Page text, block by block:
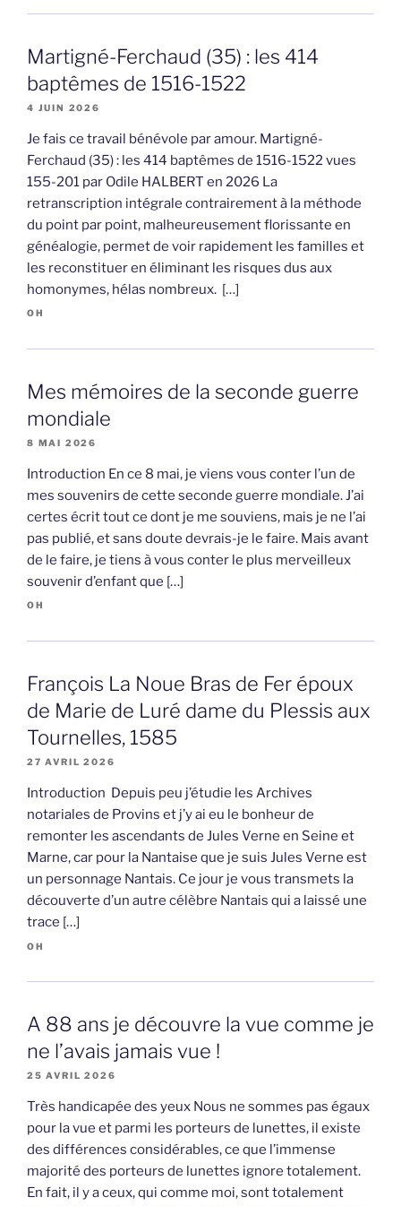
Martigné-Ferchaud (35) : les 414
baptêmes de 1516-1522
4 JUIN 2026
Je fais ce travail bénévole par amour. Martigné-
Ferchaud (35) : les 414 baptêmes de 1516-1522 vues
155-201 par Odile HALBERT en 2026 La
retranscription intégrale contrairement à la méthode
du point par point, malheureusement florissante en
généalogie, permet de voir rapidement les familles et
les reconstituer en éliminant les risques dus aux
homonymes, hélas nombreux. […]
OH
Mes mémoires de la seconde guerre
mondiale
8 MAI 2026
Introduction En ce 8 mai, je viens vous conter l’un de
mes souvenirs de cette seconde guerre mondiale. J’ai
certes écrit tout ce dont je me souviens, mais je ne l’ai
pas publié, et sans doute devrais-je le faire. Mais avant
de le faire, je tiens à vous conter le plus merveilleux
souvenir d’enfant que […]
OH
François La Noue Bras de Fer époux
de Marie de Luré dame du Plessis aux
Tournelles, 1585
27 AVRIL 2026
Introduction Depuis peu j’étudie les Archives
notariales de Provins et j’y ai eu le bonheur de
remonter les ascendants de Jules Verne en Seine et
Marne, car pour la Nantaise que je suis Jules Verne est
un personnage Nantais. Ce jour je vous transmets la
découverte d’un autre célèbre Nantais qui a laissé une
trace […]
OH
A 88 ans je découvre la vue comme je
ne l’avais jamais vue !
25 AVRIL 2026
Très handicapée des yeux Nous ne sommes pas égaux
pour la vue et parmi les porteurs de lunettes, il existe
des différences considérables, ce que l’immense
majorité des porteurs de lunettes ignore totalement.
En fait, il y a ceux, qui comme moi, sont totalement